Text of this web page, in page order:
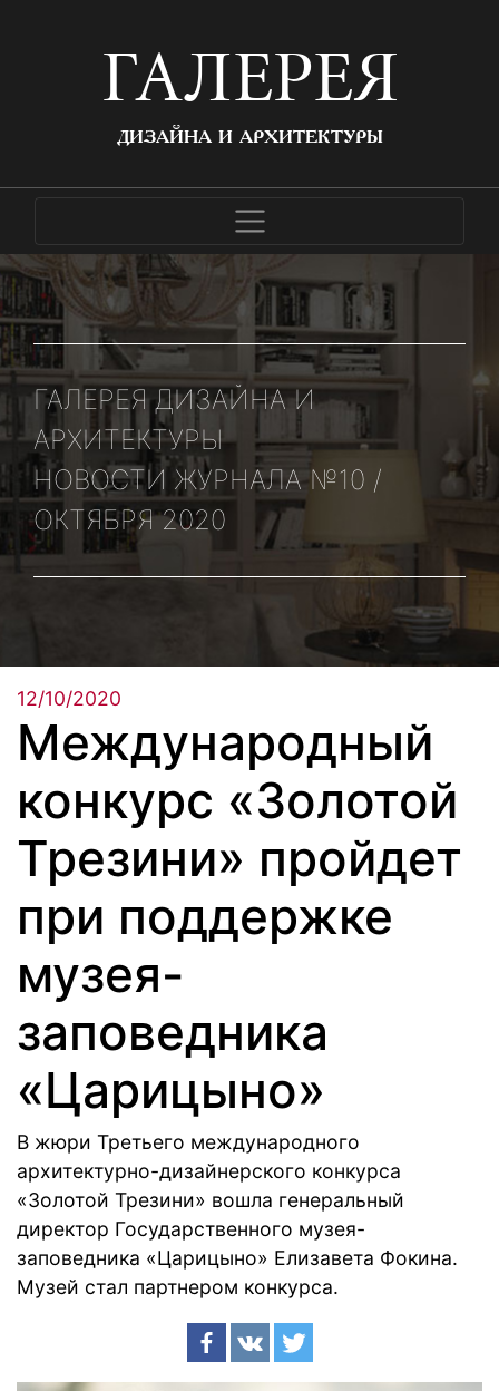
ГАЛЕРЕЯ
ДИЗАЙНА И АРХИТЕКТУРЫ
ГАЛЕРЕЯ ДИЗАЙНА И
АРХИТЕКТУРЫ
НОВОСТИ ЖУРНАЛА №10 /
ОКТЯБРЯ 2020
12/10/2020
Международный
конкурс «Золотой
Трезини» пройдет
при поддержке
музея-
заповедника
«Царицыно»
В жюри Третьего международного
архитектурно-дизайнерского конкурса
«Золотой Трезини» вошла генеральный
директор Государственного музея-
заповедника «Царицыно» Елизавета Фокина.
Музей стал партнером конкурса.